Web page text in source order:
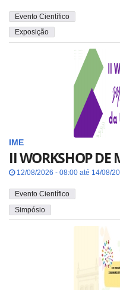
Evento Científico
Exposição
IME
II WORKSHOP DE
12/08/2026 - 08:00 até 14/08/
Evento Científico
Simpósio